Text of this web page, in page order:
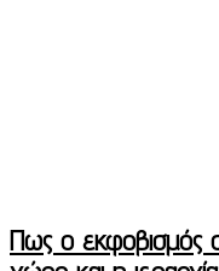
Πως ο εκφοβισμός